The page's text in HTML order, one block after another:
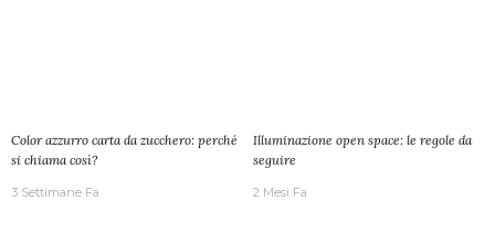
Color azzurro carta da zucchero: perché
si chiama così?
3 Settimane Fa
Illuminazione open space: le regole da
seguire
2 Mesi Fa